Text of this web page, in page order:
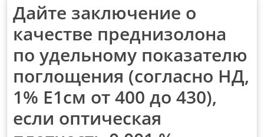
Дайте заключение о
качестве преднизолона
по удельному показателю
поглощения (согласно НД,
1% E1см от 400 до 430),
если оптическая